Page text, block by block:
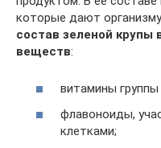
которые дают
состав зеленой крупы
веществ:
витамины группы
флавоноиды,
клетками;